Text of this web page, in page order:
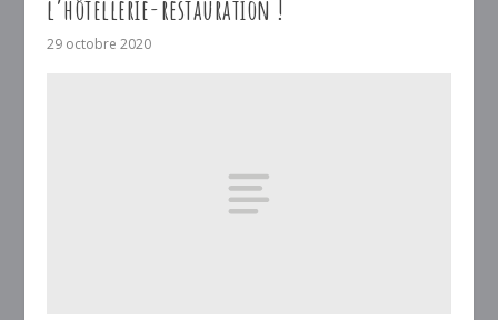
l’hôtellerie-restauration !
29 octobre 2020